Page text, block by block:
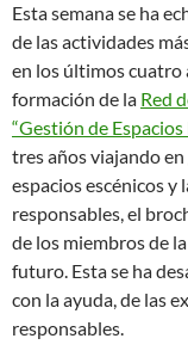
Esta semana se ha
de las actividades
en los últimos cuatro
formación de la Red
“Gestión de
tres años viajando
espacios escénicos y
responsables, el
de los miembros de
futuro. Esta se ha
con la ayuda, de las
responsables.